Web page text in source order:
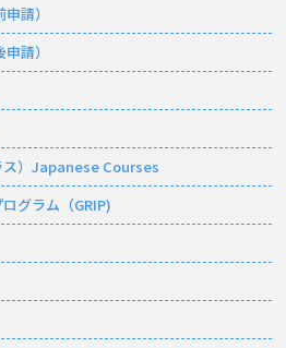
請）
請）
ス）Japanese Courses
グラム（GRIP)